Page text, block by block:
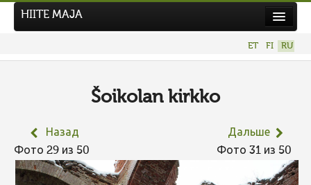
НОВЫЙ ФОТОКОНКУРС
ПРЕДЫДУЩИЕ КОНКУРСЫ
HIITE MAJA
ET FI RU
Šoikolan kirkko
Назад
Фото 29 из 50
Дальше
Фото 31 из 50